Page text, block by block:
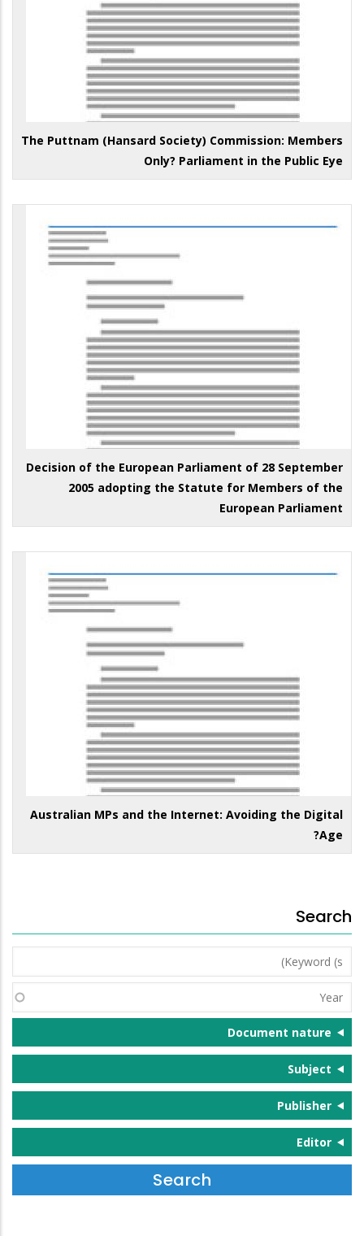
The Puttnam (Hansard Society) Commission: Members
Only? Parliament in the Public Eye
Decision of the European Parliament of 28 September
2005 adopting the Statute for Members of the
European Parliament
Australian MPs and the Internet: Avoiding the Digital
Age?
Search
Keyword
(s)
Year
Document nature
Subject
Publisher
Editor